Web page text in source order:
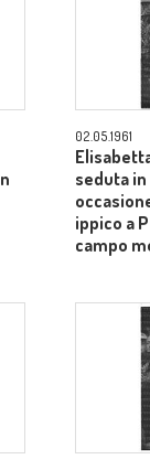
02.05.1961
seduta
ippico a
campo